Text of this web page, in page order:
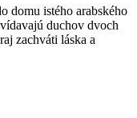
domu istého arabského
duchov dvoch
zachváti láska a